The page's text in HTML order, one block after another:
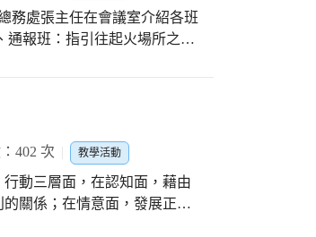
務處張主任在會議室介紹各班
通報班：指引往起火場所之最
402 次 教學活動
動三層面，在認知面，藉由
關係；在情意面，發展正確